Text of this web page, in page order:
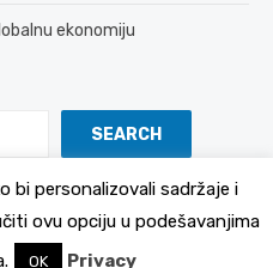
ekonomiju
SEARCH
Politika Privatnosti
bi personalizovali sadržaje i
ovu opciju u podešavanjima
OK Privacy